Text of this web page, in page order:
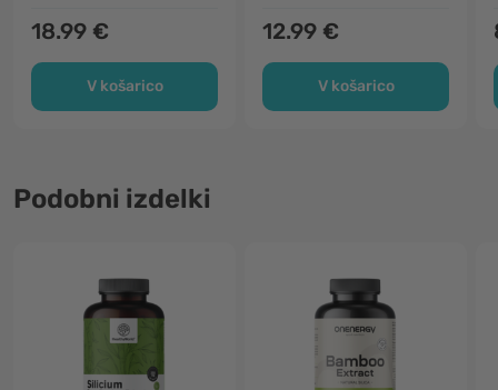
18.99 €
V košarico
12.99 €
V košarico
Podobni izdelki